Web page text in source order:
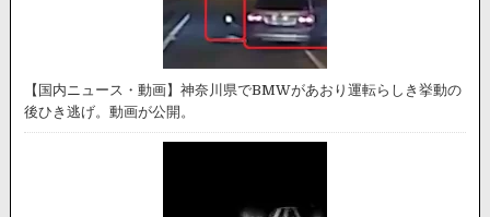
【国内ニュース・動画】神奈川県でBMWがあおり運転らしき挙動の
後ひき逃げ。動画が公開。